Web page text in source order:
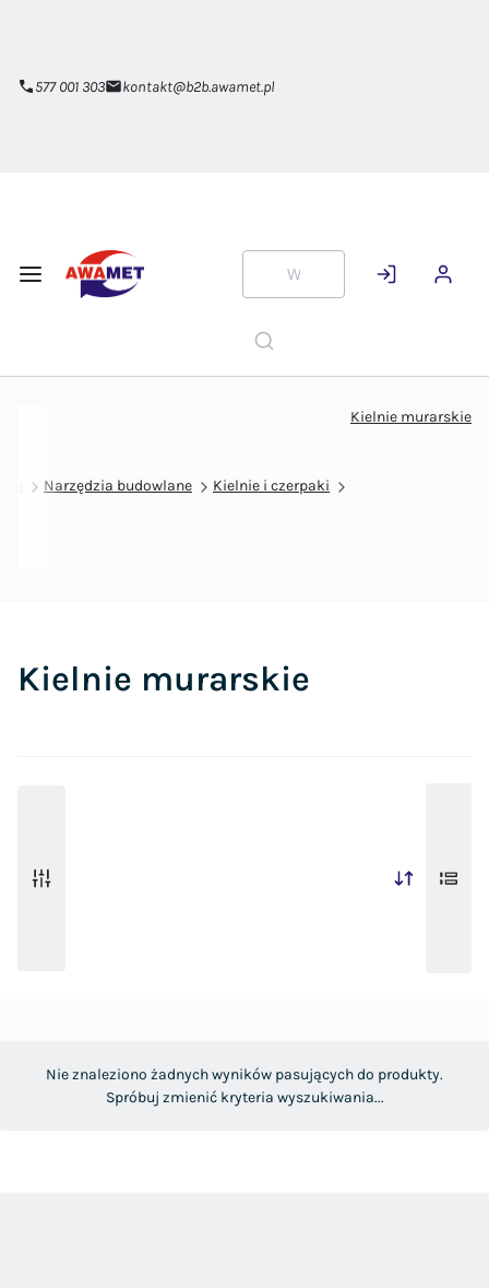
577 001 303
kontakt@b2b.awamet.pl
Narzędzia budowlane Kielnie i czerpaki
Kielnie murarskie
Kielnie murarskie
Nie znaleziono żadnych wyników pasujących do produkty.
Spróbuj zmienić kryteria wyszukiwania...